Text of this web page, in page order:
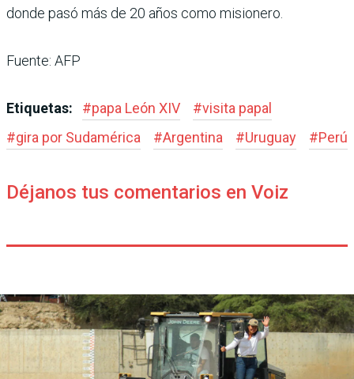
donde pasó más de 20 años como misionero.
Fuente: AFP
Etiquetas: #papa León XIV #visita papal
#gira por Sudamérica #Argentina #Uruguay #Perú
Déjanos tus comentarios en Voiz